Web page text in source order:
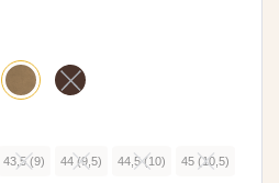
43,5 (9) 44 (9,5) 44,5 (10) 45 (10,5)